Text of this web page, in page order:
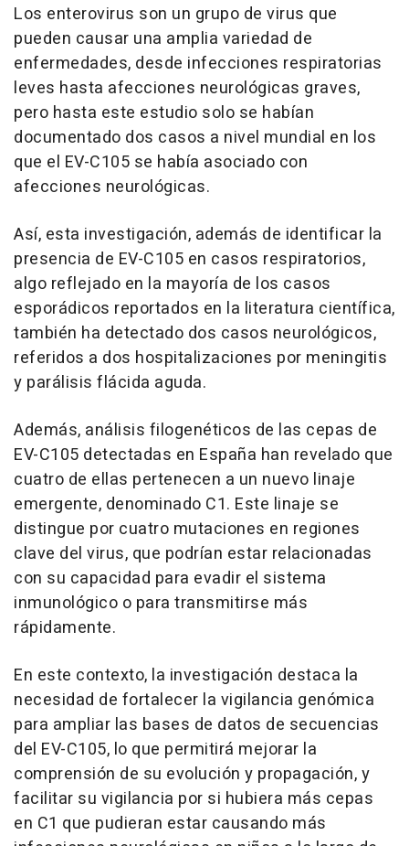
Los enterovirus son un grupo de virus que
pueden causar una amplia variedad de
enfermedades, desde infecciones respiratorias
leves hasta afecciones neurológicas graves,
pero hasta este estudio solo se habían
documentado dos casos a nivel mundial en los
que el EV-C105 se había asociado con
afecciones neurológicas.
Así, esta investigación, además de identificar la
presencia de EV-C105 en casos respiratorios,
algo reflejado en la mayoría de los casos
esporádicos reportados en la literatura científica,
también ha detectado dos casos neurológicos,
referidos a dos hospitalizaciones por meningitis
y parálisis flácida aguda.
Además, análisis filogenéticos de las cepas de
EV-C105 detectadas en España han revelado que
cuatro de ellas pertenecen a un nuevo linaje
emergente, denominado C1. Este linaje se
distingue por cuatro mutaciones en regiones
clave del virus, que podrían estar relacionadas
con su capacidad para evadir el sistema
inmunológico o para transmitirse más
rápidamente.
En este contexto, la investigación destaca la
necesidad de fortalecer la vigilancia genómica
para ampliar las bases de datos de secuencias
del EV-C105, lo que permitirá mejorar la
comprensión de su evolución y propagación, y
facilitar su vigilancia por si hubiera más cepas
en C1 que pudieran estar causando más